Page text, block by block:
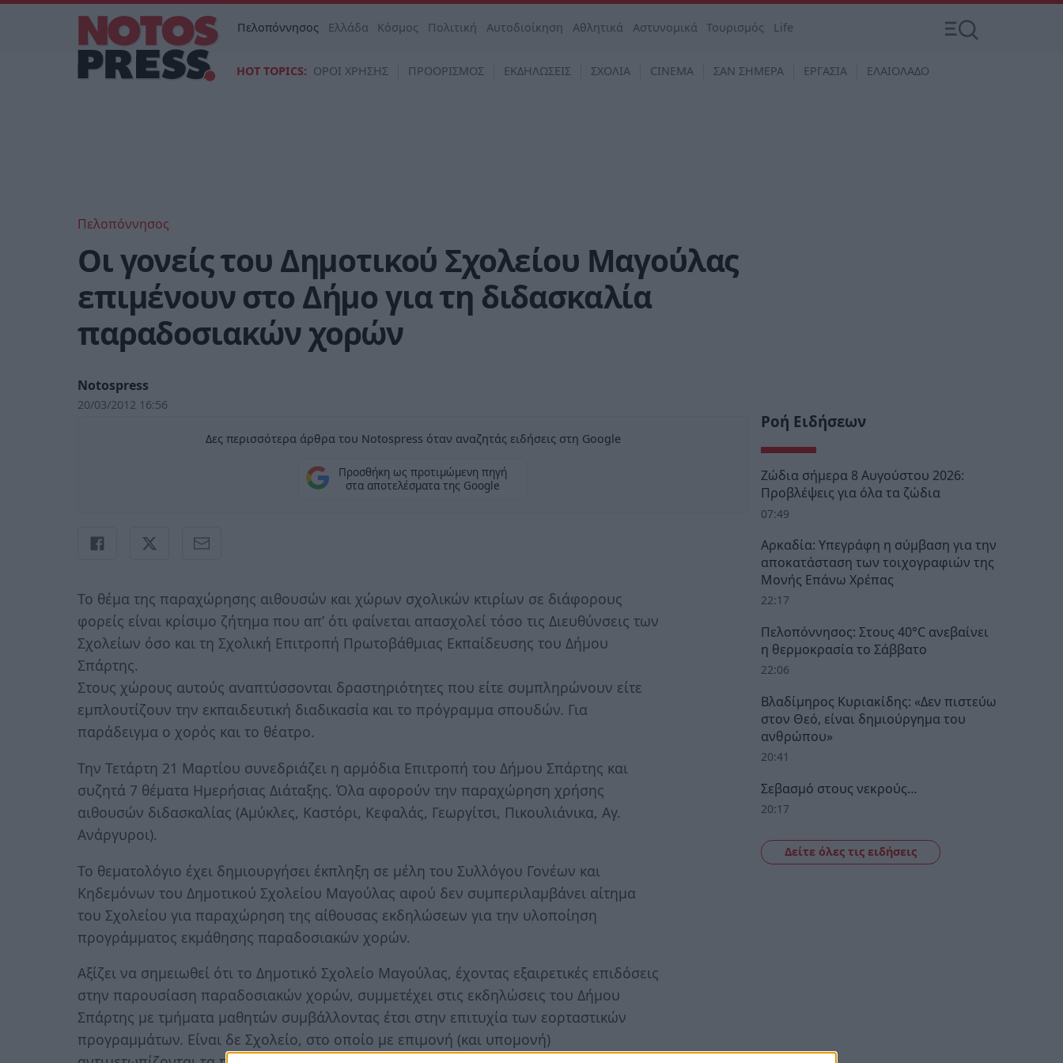
Πελοπόννησος Ελλάδα Κόσμος Πολιτική Αυτοδιοίκηση Αθλητικά Αστυνομικά Τουρισμός Life
HOT TOPICS: ΟΡΟΙ ΧΡΗΣΗΣ ΠΡΟΟΡΙΣΜΟΣ ΕΚΔΗΛΩΣΕΙΣ ΣΧΟΛΙΑ CINEMA ΣΑΝ ΣΗΜΕΡΑ ΕΡΓΑΣΙΑ ΕΛΑΙΟΛΑΔΟ
Πελοπόννησος
Οι γονείς του Δημοτικού Σχολείου Μαγούλας
επιμένουν στο Δήμο για τη διδασκαλία
παραδοσιακών χορών
Notospress
20/03/2012 16:56
Δες περισσότερα άρθρα του Notospress όταν αναζητάς ειδήσεις στη Google
Προσθήκη ως προτιμώμενη πηγή
στα αποτελέσματα της Google
Το θέμα της παραχώρησης αιθουσών και χώρων σχολικών κτιρίων σε διάφορους
φορείς είναι κρίσιμο ζήτημα που απ’ ότι φαίνεται απασχολεί τόσο τις Διευθύνσεις των
Σχολείων όσο και τη Σχολική Επιτροπή Πρωτοβάθμιας Εκπαίδευσης του Δήμου
Σπάρτης.
Στους χώρους αυτούς αναπτύσσονται δραστηριότητες που είτε συμπληρώνουν είτε
εμπλουτίζουν την εκπαιδευτική διαδικασία και το πρόγραμμα σπουδών. Για
παράδειγμα ο χορός και το θέατρο.
Την Τετάρτη 21 Μαρτίου συνεδριάζει η αρμόδια Επιτροπή του Δήμου Σπάρτης και
συζητά 7 θέματα Ημερήσιας Διάταξης. Όλα αφορούν την παραχώρηση χρήσης
αιθουσών διδασκαλίας (Αμύκλες, Καστόρι, Κεφαλάς, Γεωργίτσι, Πικουλιάνικα, Αγ.
Ανάργυροι).
Το θεματολόγιο έχει δημιουργήσει έκπληξη σε μέλη του Συλλόγου Γονέων και
Κηδεμόνων του Δημοτικού Σχολείου Μαγούλας αφού δεν συμπεριλαμβάνει αίτημα
του Σχολείου για παραχώρηση της αίθουσας εκδηλώσεων για την υλοποίηση
προγράμματος εκμάθησης παραδοσιακών χορών.
Αξίζει να σημειωθεί ότι το Δημοτικό Σχολείο Μαγούλας, έχοντας εξαιρετικές επιδόσεις
στην παρουσίαση παραδοσιακών χορών, συμμετέχει στις εκδηλώσεις του Δήμου
Σπάρτης με τμήματα μαθητών συμβάλλοντας έτσι στην επιτυχία των εορταστικών
προγραμμάτων. Είναι δε Σχολείο, στο οποίο με επιμονή (και υπομονή)
Ροή Ειδήσεων
Ζώδια σήμερα 8 Αυγούστου 2026:
Προβλέψεις για όλα τα ζώδια
07:49
Αρκαδία: Υπεγράφη η σύμβαση για την
αποκατάσταση των τοιχογραφιών της
Μονής Επάνω Χρέπας
22:17
Πελοπόννησος: Στους 40°C ανεβαίνει
η θερμοκρασία το Σάββατο
22:06
Βλαδίμηρος Κυριακίδης: «Δεν πιστεύω
στον Θεό, είναι δημιούργημα του
ανθρώπου»
20:41
Σεβασμό στους νεκρούς…
20:17
Δείτε όλες τις ειδήσεις